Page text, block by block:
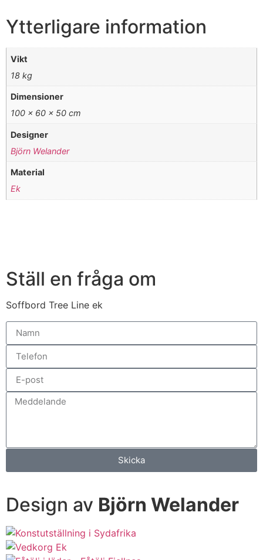
Ytterligare information
Vikt
18 kg
Dimensioner
100 × 60 × 50 cm
Designer
Björn Welander
Material
Ek
Ställ en fråga om
Soffbord Tree Line ek
Skicka
Design av Björn Welander